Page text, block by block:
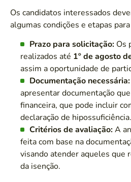
Os candidatos interessados
algumas condições e etapas
Prazo para solicitação: Os
realizados até 1º de agosto
assim a oportunidade de
Documentação necessária:
apresentar documentação
financeira, que pode incluir
declaração de hipossuficiência.
Critérios de avaliação:A
feita com base na
visando atender aqueles que
da isenção.